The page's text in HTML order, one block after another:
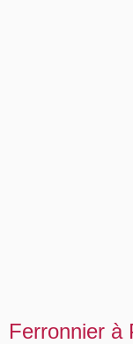
Ferronnier à